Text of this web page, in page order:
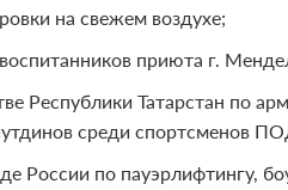
на свежем воздухе;
приюта г.
Республики Татарстан по
среди спортсменов
России по пауэрлифтингу,